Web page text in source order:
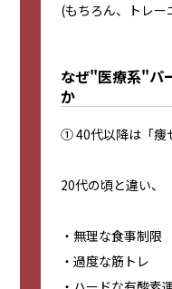
(もちろん、トレー
なぜ"医療系"パ
か
① 40代以降は「痩
20代の頃と違い、
・無理な食事制限
・過度な筋トレ